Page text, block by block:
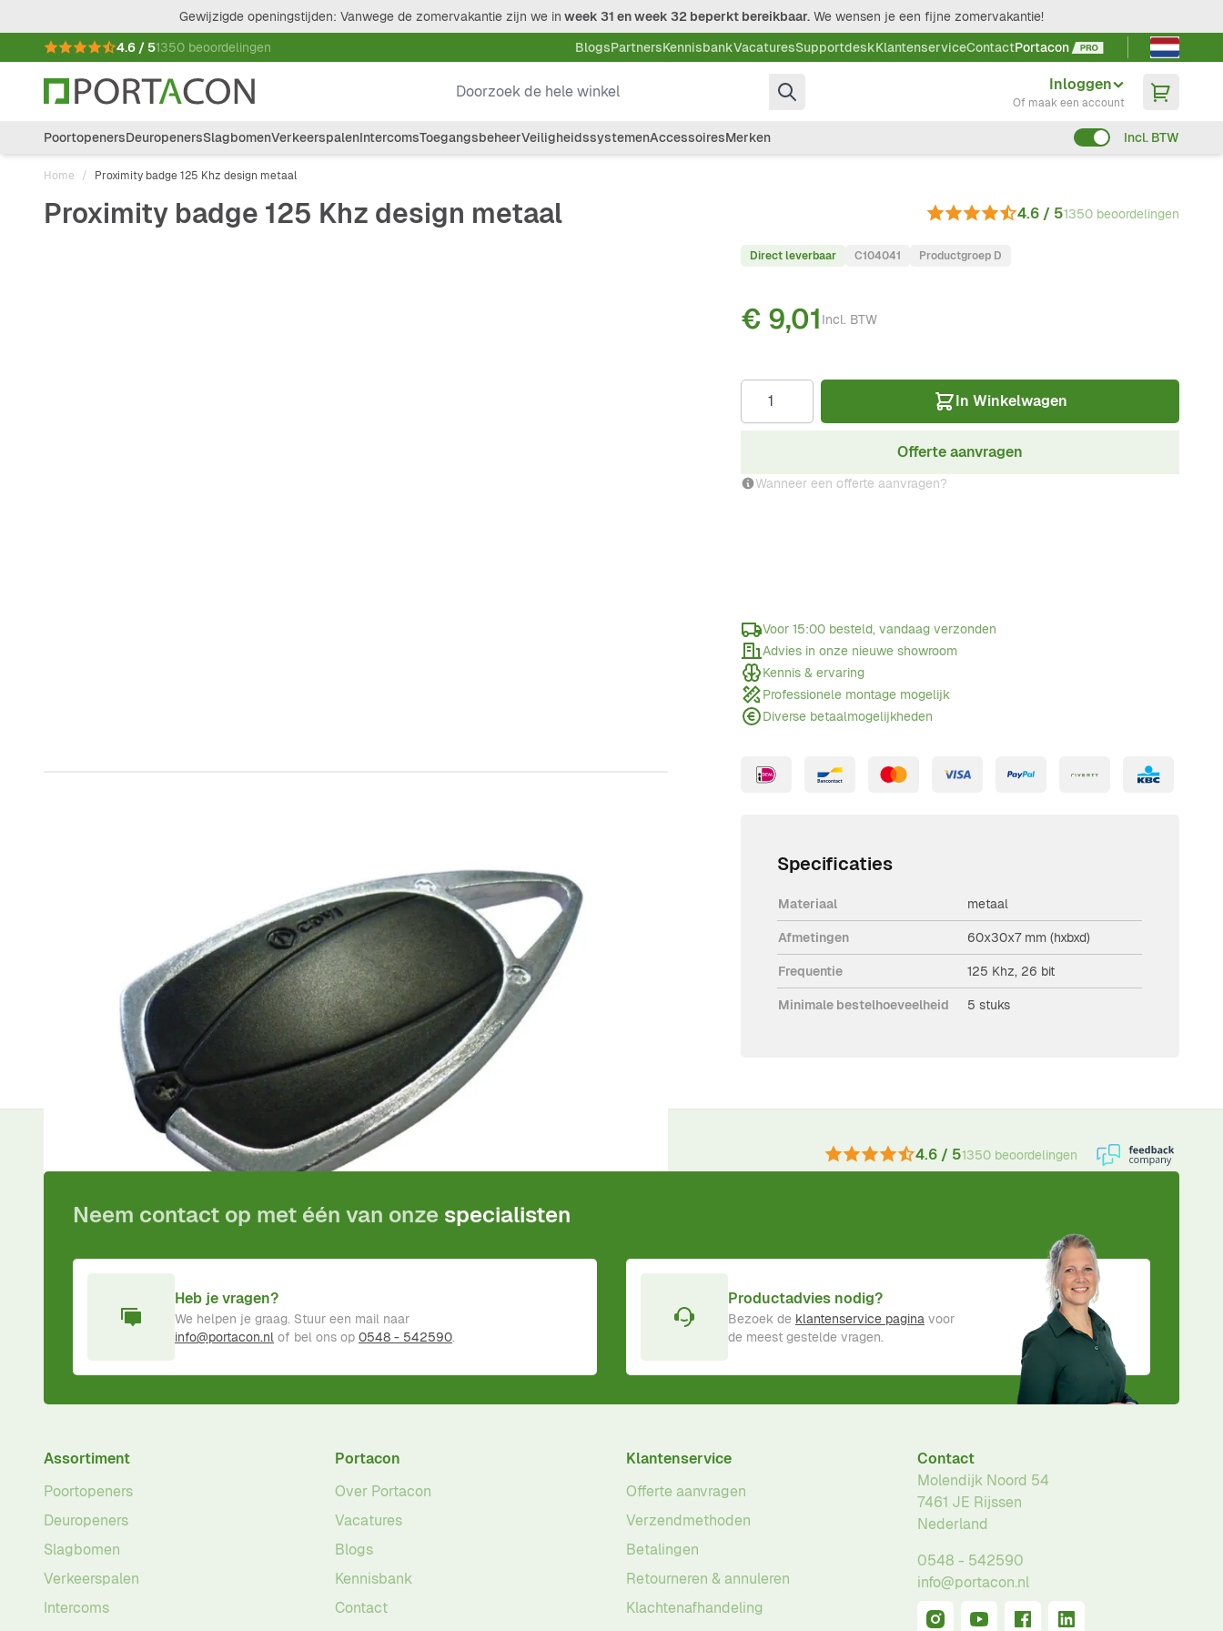
Gewijzigde openingstijden: Vanwege de zomervakantie zijn we in week 31 en week 32 beperkt bereikbaar. We wensen je een fijne zomervakantie!
4.6 / 51350 beoordelingen BlogsPartnersKennisbankVacaturesSupportdeskKlantenserviceContactPortacon
Taal kiezen
Doorzoek de hele winkel
Inloggen
Of maak een account
PoortopenersDeuropenersSlagbomenVerkeerspalenIntercomsToegangsbeheerVeiligheidssystemenAccessoiresMerken Incl. BTW
Home / Proximity badge 125 Khz design metaal
Proximity badge 125 Khz design metaal 4.6 / 51350 beoordelingen
Direct leverbaar C104041 Productgroep D
Incl. BTW
€ 9,01
In Winkelwagen
Offerte aanvragen
Wanneer een offerte aanvragen?
Voor 15:00 besteld, vandaag verzonden
Advies in onze nieuwe showroom
Kennis & ervaring
Professionele montage mogelijk
Diverse betaalmogelijkheden
Productomschrijving
Luxe stevige proximitybadge 125 Khz van metaal en polycarbonaat voor proximitylezer. De
afmeting van de badge is 60x30x7 mm.
Specificaties
Materiaal metaal
Afmetingen 60x30x7 mm (hxbxd)
Frequentie 125 Khz, 26 bit
Minimale bestelhoeveelheid 5 stuks
besteld,vandaagverzonden! Inclusief 4.6 / 51350 beoordelingen
Neem contact op met één van onze specialisten
Heb je vragen?
We helpen je graag. Stuur een mail naar
info@portacon.nl of bel ons op 0548 - 542590.
Productadvies nodig?
Bezoek de klantenservice pagina voor
de meest gestelde vragen.
Assortiment
Poortopeners
Deuropeners
Slagbomen
Verkeerspalen
Intercoms
Portacon
Over Portacon
Vacatures
Blogs
Kennisbank
Contact
Klantenservice
Offerte aanvragen
Verzendmethoden
Betalingen
Retourneren & annuleren
Klachtenafhandeling
Contact
Molendijk Noord 54
7461 JE Rijssen
Nederland
0548 - 542590
info@portacon.nl